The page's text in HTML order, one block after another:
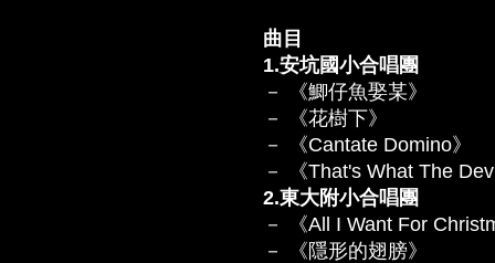
曲目
1.安坑國小合唱團
－ 《鯽仔魚娶某》
－ 《花樹下》
－ 《Cantate Domino》
－ 《That's What The
2.東大附小合唱團
－ 《All I Want For
－ 《隱形的翅膀》